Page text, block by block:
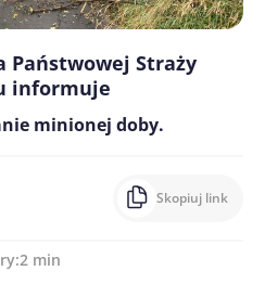
Państwowej Straży
informuje
minionej doby.
Skopiuj link
2 min